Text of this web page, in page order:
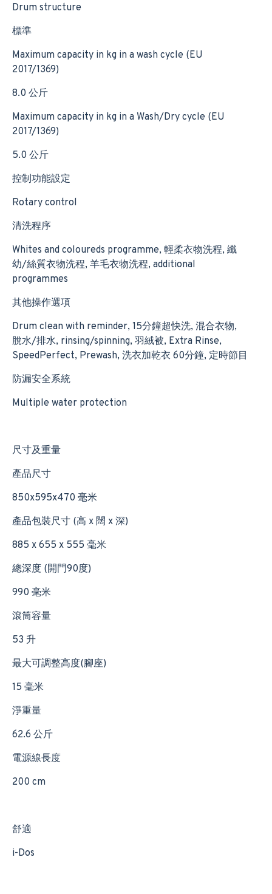
Drum structure
標準
Maximum capacity in kg in a wash cycle (EU
2017/1369)
8.0 公斤
Maximum capacity in kg in a Wash/Dry cycle (EU
2017/1369)
5.0 公斤
控制功能設定
Rotary control
清洗程序
Whites and coloureds programme, 輕柔衣物洗程, 纖
幼/絲質衣物洗程, 羊毛衣物洗程, additional
programmes
其他操作選項
Drum clean with reminder, 15分鐘超快洗, 混合衣物,
脫水/排水, rinsing/spinning, 羽絨被, Extra Rinse,
SpeedPerfect, Prewash, 洗衣加乾衣 60分鐘, 定時節目
防漏安全系統
Multiple water protection
尺寸及重量
產品尺寸
850x595x470 毫米
產品包裝尺寸 (高 x 闊 x 深)
885 x 655 x 555 毫米
總深度 (開門90度)
990 毫米
滾筒容量
53 升
最大可調整高度(腳座)
15 毫米
淨重量
62.6 公斤
電源線長度
200 cm
舒適
i-Dos